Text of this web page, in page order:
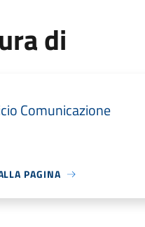
di
Comunicazione
PAGINA